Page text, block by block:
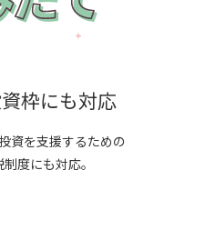
枠にも対応
資を支援するための
度にも対応。